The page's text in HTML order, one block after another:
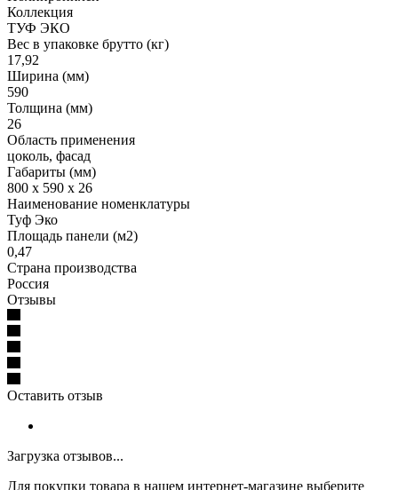
Коллекция
ТУФ ЭКО
Вес в упаковке брутто (кг)
17,92
Ширина (мм)
590
Толщина (мм)
26
Область применения
цоколь, фасад
Габариты (мм)
800 x 590 x 26
Наименование номенклатуры
Туф Эко
Площадь панели (м2)
0,47
Страна производства
Россия
Отзывы
Оставить отзыв
Загрузка отзывов...
Для покупки товара в нашем интернет-магазине выберите